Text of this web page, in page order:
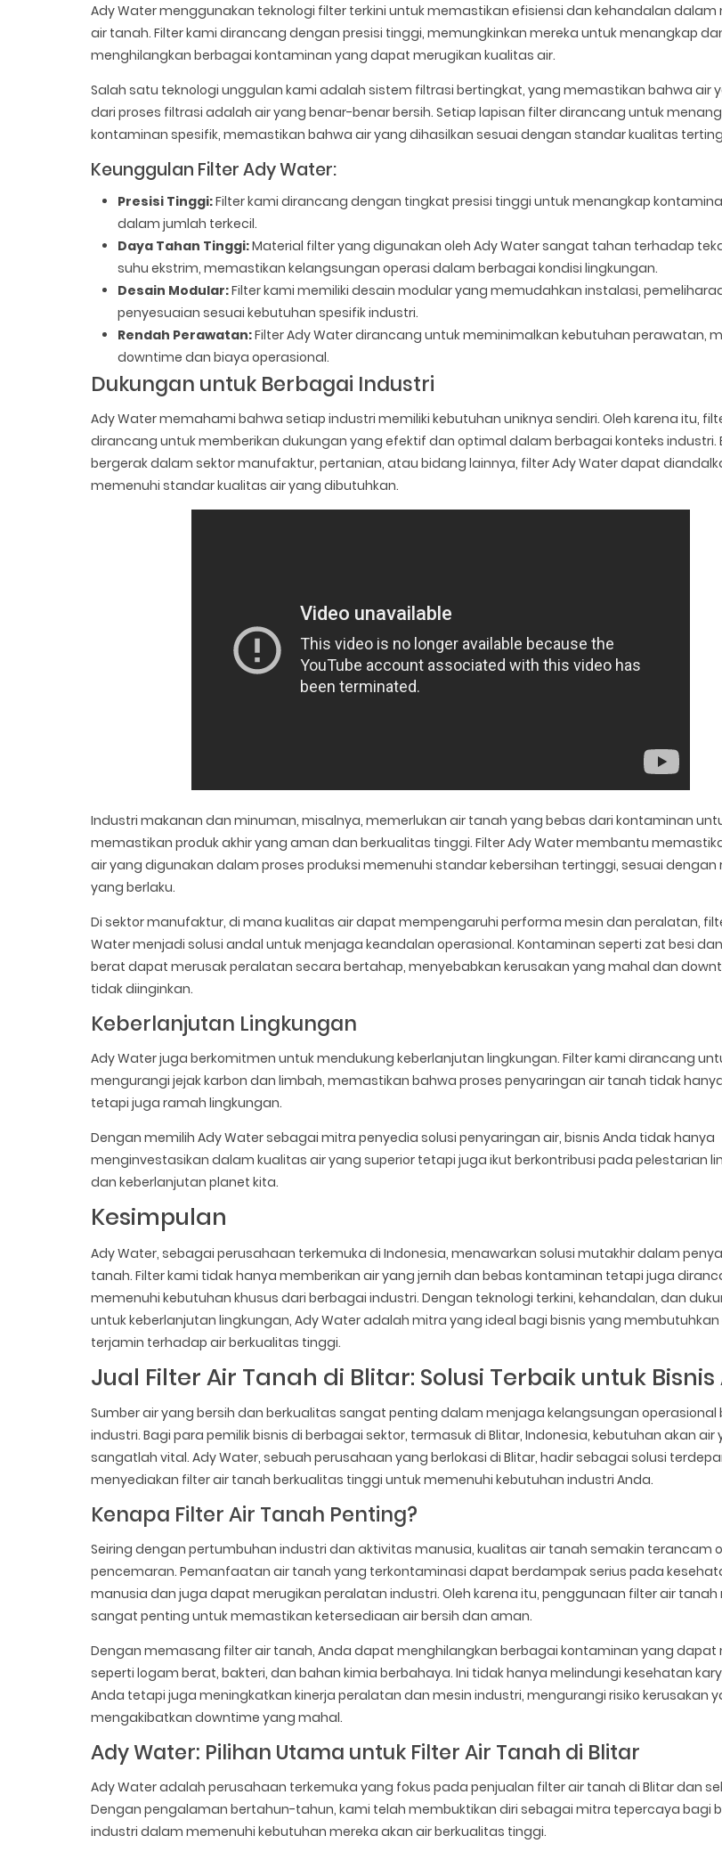
Ady Water menggunakan teknologi filter terkini untuk memastikan efisiensi dan kehandalan dalam
air tanah. Filter kami dirancang dengan presisi tinggi, memungkinkan mereka untuk menangkap
menghilangkan berbagai kontaminan yang dapat merugikan kualitas air.
Salah satu teknologi unggulan kami adalah sistem filtrasi bertingkat, yang memastikan bahwa air
dari proses filtrasi adalah air yang benar-benar bersih. Setiap lapisan filter dirancang untuk
kontaminan spesifik, memastikan bahwa air yang dihasilkan sesuai dengan standar kualitas
Keunggulan Filter Ady Water:
Presisi Tinggi:Filter kami dirancang dengan tingkat presisi tinggi untuk menangkap
dalam jumlah terkecil.
Daya Tahan Tinggi:Material filter yang digunakan oleh Ady Water sangat tahan terhadap
suhu ekstrim, memastikan kelangsungan operasi dalam berbagai kondisi lingkungan.
Desain Modular:Filter kami memiliki desain modular yang memudahkan instalasi,
penyesuaian sesuai kebutuhan spesifik industri.
Rendah Perawatan:Filter Ady Water dirancang untuk meminimalkan kebutuhan perawatan,
downtime dan biaya operasional.
Dukungan untuk Berbagai Industri
Ady Water memahami bahwa setiap industri memiliki kebutuhan uniknya sendiri. Oleh karena itu,
dirancang untuk memberikan dukungan yang efektif dan optimal dalam berbagai konteks industri.
bergerak dalam sektor manufaktur, pertanian, atau bidang lainnya, filter Ady Water dapat
memenuhi standar kualitas air yang dibutuhkan.
Industri makanan dan minuman, misalnya, memerlukan air tanah yang bebas dari kontaminan
memastikan produk akhir yang aman dan berkualitas tinggi. Filter Ady Water membantu
air yang digunakan dalam proses produksi memenuhi standar kebersihan tertinggi, sesuai dengan
yang berlaku.
Di sektor manufaktur, di mana kualitas air dapat mempengaruhi performa mesin dan peralatan,
Water menjadi solusi andal untuk menjaga keandalan operasional. Kontaminan seperti zat besi
berat dapat merusak peralatan secara bertahap, menyebabkan kerusakan yang mahal dan
tidak diinginkan.
Keberlanjutan Lingkungan
Ady Water juga berkomitmen untuk mendukung keberlanjutan lingkungan. Filter kami dirancang
mengurangi jejak karbon dan limbah, memastikan bahwa proses penyaringan air tanah tidak
tetapi juga ramah lingkungan.
Dengan memilih Ady Water sebagai mitra penyedia solusi penyaringan air, bisnis Anda tidak hanya
menginvestasikan dalam kualitas air yang superior tetapi juga ikut berkontribusi pada pelestarian
dan keberlanjutan planet kita.
Kesimpulan
Ady Water, sebagai perusahaan terkemuka di Indonesia, menawarkan solusi mutakhir dalam
tanah. Filter kami tidak hanya memberikan air yang jernih dan bebas kontaminan tetapi juga
memenuhi kebutuhan khusus dari berbagai industri. Dengan teknologi terkini, kehandalan, dan
untuk keberlanjutan lingkungan, Ady Water adalah mitra yang ideal bagi bisnis yang membutuhkan
terjamin terhadap air berkualitas tinggi.
Jual Filter Air Tanah di Blitar: Solusi Terbaik untuk
Sumber air yang bersih dan berkualitas sangat penting dalam menjaga kelangsungan operasional
industri. Bagi para pemilik bisnis di berbagai sektor, termasuk di Blitar, Indonesia, kebutuhan akan air
sangatlah vital. Ady Water, sebuah perusahaan yang berlokasi di Blitar, hadir sebagai solusi
menyediakan filter air tanah berkualitas tinggi untuk memenuhi kebutuhan industri Anda.
Kenapa Filter Air Tanah Penting?
Seiring dengan pertumbuhan industri dan aktivitas manusia, kualitas air tanah semakin terancam
pencemaran. Pemanfaatan air tanah yang terkontaminasi dapat berdampak serius pada
manusia dan juga dapat merugikan peralatan industri. Oleh karena itu, penggunaan filter air tanah
sangat penting untuk memastikan ketersediaan air bersih dan aman.
Dengan memasang filter air tanah, Anda dapat menghilangkan berbagai kontaminan yang dapat
seperti logam berat, bakteri, dan bahan kimia berbahaya. Ini tidak hanya melindungi kesehatan
Anda tetapi juga meningkatkan kinerja peralatan dan mesin industri, mengurangi risiko kerusakan
mengakibatkan downtime yang mahal.
Ady Water: Pilihan Utama untuk Filter Air Tanah di Blitar
Ady Water adalah perusahaan terkemuka yang fokus pada penjualan filter air tanah di Blitar dan
Dengan pengalaman bertahun-tahun, kami telah membuktikan diri sebagai mitra tepercaya bagi
industri dalam memenuhi kebutuhan mereka akan air berkualitas tinggi.